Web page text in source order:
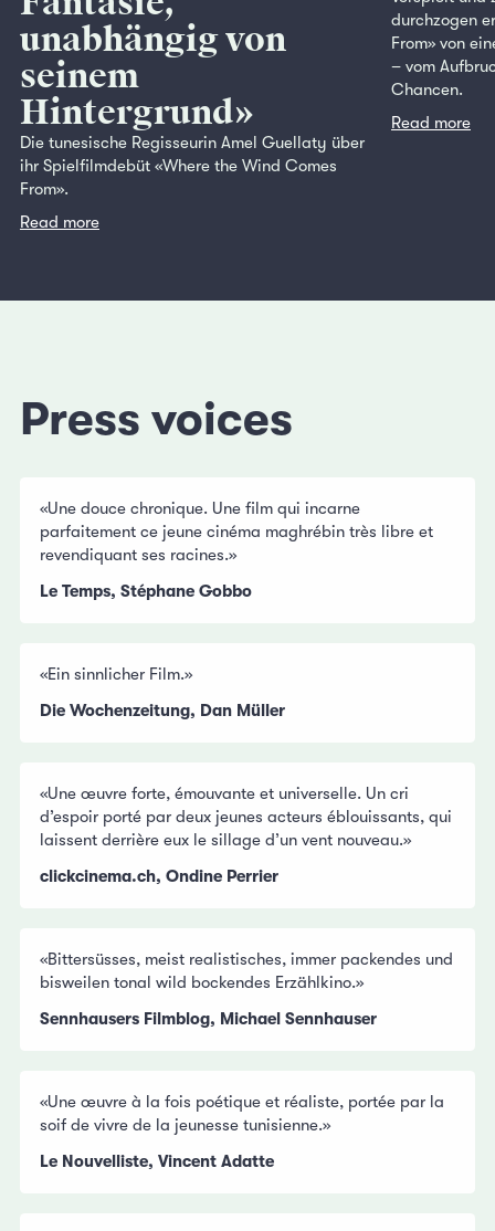
unabhängig von
seinem
Hintergrund»
Die tunesische Regisseurin Amel Guellaty über
ihr Spielfilmdebüt «Where the Wind Comes
From».
Read more
durchzogen
From» von
– vom
Chancen.
Read more
Press voices
«Une douce chronique. Une film qui incarne
parfaitement ce jeune cinéma maghrébin très libre et
revendiquant ses racines.»
Le Temps, Stéphane Gobbo
«Ein sinnlicher Film.»
Die Wochenzeitung, Dan Müller
«Une œuvre forte, émouvante et universelle. Un cri
d’espoir porté par deux jeunes acteurs éblouissants, qui
laissent derrière eux le sillage d’un vent nouveau.»
clickcinema.ch, Ondine Perrier
«Bittersüsses, meist realistisches, immer packendes und
bisweilen tonal wild bockendes Erzählkino.»
Sennhausers Filmblog, Michael Sennhauser
«Une œuvre à la fois poétique et réaliste, portée par la
soif de vivre de la jeunesse tunisienne.»
Le Nouvelliste, Vincent Adatte